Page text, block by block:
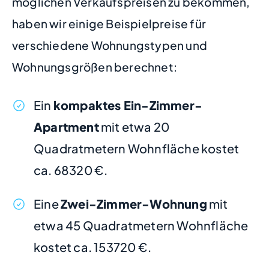
haben wir einige Beispielpreise für
verschiedene Wohnungstypen und
Wohnungsgrößen berechnet:
Ein kompaktes Ein-Zimmer-
Apartmentmit etwa 20
Quadratmetern Wohnfläche kostet
ca. 68320 €.
EineZwei-Zimmer-Wohnung mit
etwa 45 Quadratmetern Wohnfläche
kostet ca. 153720 €.